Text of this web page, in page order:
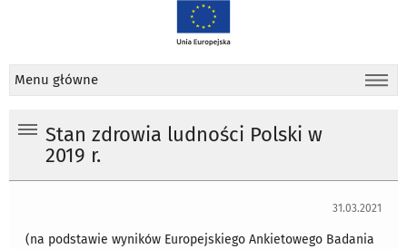
Menu główne
Stan zdrowia ludności Polski w
2019 r.
31.03.2021
(na podstawie wyników Europejskiego Ankietowego Badania